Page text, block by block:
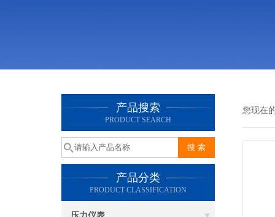
产品搜索
PRODUCT SEARCH
产品分类
PRODUCT CLASSIFICATION
您现在